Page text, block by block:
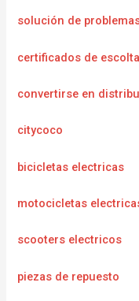
solución de
certificados de
convertirse en
citycoco
bicicletas electricas
motocicletas
scooters electricos
piezas de repuesto